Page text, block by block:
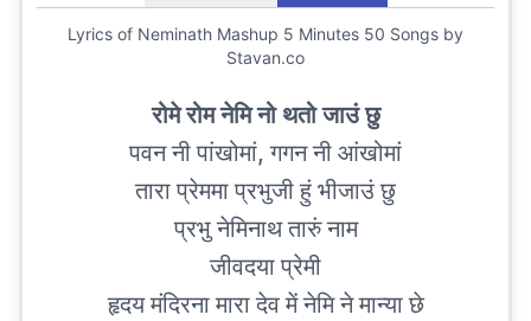
Lyrics of Neminath Mashup 5 Minutes 50 Songs by
Stavan.co
रोमे रोम नेमि नो थतो जाउं छु
पवन नी पांखोमां, गगन नी आंखोमां
तारा प्रेममा प्रभुजी हुं भीजाउं छु
प्रभु नेमिनाथ तारुं नाम
जीवदया प्रेमी
हृदय मंदिरना मारा देव में नेमि ने मान्या छे